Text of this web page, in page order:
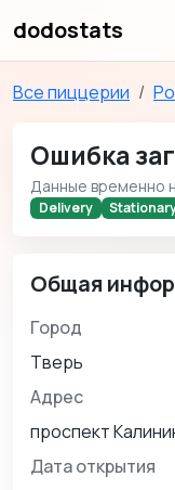
dodostats
Все пиццерии
Ошибка
Данные временно
Delivery
Общая
Город
Тверь
Адрес
проспект
Дата открытия